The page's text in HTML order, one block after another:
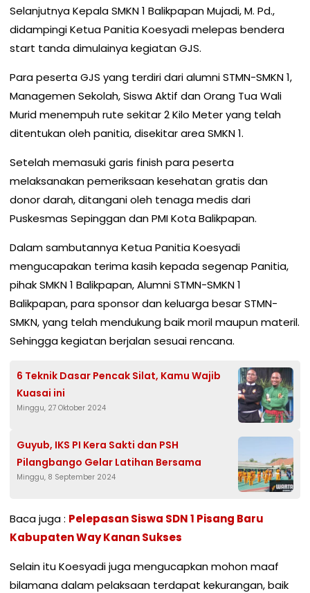
Selanjutnya Kepala SMKN 1 Balikpapan Mujadi, M. Pd.,
didampingi Ketua Panitia Koesyadi melepas bendera
start tanda dimulainya kegiatan GJS.
Para peserta GJS yang terdiri dari alumni STMN-SMKN 1,
Managemen Sekolah, Siswa Aktif dan Orang Tua Wali
Murid menempuh rute sekitar 2 Kilo Meter yang telah
ditentukan oleh panitia, disekitar area SMKN 1.
Setelah memasuki garis finish para peserta
melaksanakan pemeriksaan kesehatan gratis dan
donor darah, ditangani oleh tenaga medis dari
Puskesmas Sepinggan dan PMI Kota Balikpapan.
Dalam sambutannya Ketua Panitia Koesyadi
mengucapakan terima kasih kepada segenap Panitia,
pihak SMKN 1 Balikpapan, Alumni STMN-SMKN 1
Balikpapan, para sponsor dan keluarga besar STMN-
SMKN, yang telah mendukung baik moril maupun materil.
Sehingga kegiatan berjalan sesuai rencana.
6 Teknik Dasar Pencak Silat, Kamu Wajib
Kuasai ini
Minggu, 27 Oktober 2024
Guyub, IKS PI Kera Sakti dan PSH
Pilangbango Gelar Latihan Bersama
Minggu, 8 September 2024
Baca juga : Pelepasan Siswa SDN 1 Pisang Baru
Kabupaten Way Kanan Sukses
Selain itu Koesyadi juga mengucapkan mohon maaf
bilamana dalam pelaksaan terdapat kekurangan, baik